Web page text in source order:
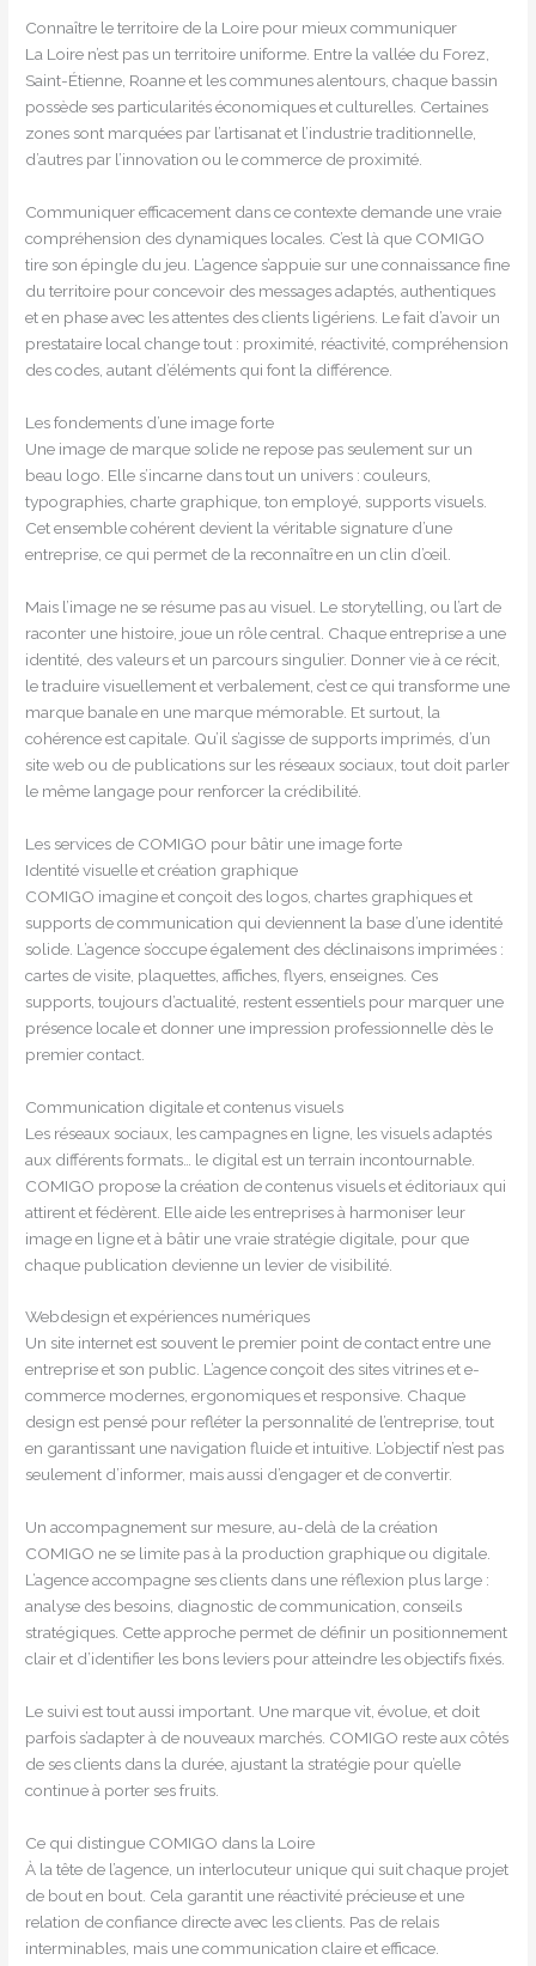
Connaître le territoire de la Loire pour mieux communiquer
La Loire n’est pas un territoire uniforme. Entre la vallée du Forez,
Saint-Étienne, Roanne et les communes alentours, chaque bassin
possède ses particularités économiques et culturelles. Certaines
zones sont marquées par l’artisanat et l’industrie traditionnelle,
d’autres par l’innovation ou le commerce de proximité.
Communiquer efficacement dans ce contexte demande une vraie
compréhension des dynamiques locales. C’est là que COMIGO
tire son épingle du jeu. L’agence s’appuie sur une connaissance fine
du territoire pour concevoir des messages adaptés, authentiques
et en phase avec les attentes des clients ligériens. Le fait d’avoir un
prestataire local change tout : proximité, réactivité, compréhension
des codes, autant d’éléments qui font la différence.
Les fondements d’une image forte
Une image de marque solide ne repose pas seulement sur un
beau logo. Elle s’incarne dans tout un univers : couleurs,
typographies, charte graphique, ton employé, supports visuels.
Cet ensemble cohérent devient la véritable signature d’une
entreprise, ce qui permet de la reconnaître en un clin d’œil.
Mais l’image ne se résume pas au visuel. Le storytelling, ou l’art de
raconter une histoire, joue un rôle central. Chaque entreprise a une
identité, des valeurs et un parcours singulier. Donner vie à ce récit,
le traduire visuellement et verbalement, c’est ce qui transforme une
marque banale en une marque mémorable. Et surtout, la
cohérence est capitale. Qu’il s’agisse de supports imprimés, d’un
site web ou de publications sur les réseaux sociaux, tout doit parler
le même langage pour renforcer la crédibilité.
Les services de COMIGO pour bâtir une image forte
Identité visuelle et création graphique
COMIGO imagine et conçoit des logos, chartes graphiques et
supports de communication qui deviennent la base d’une identité
solide. L’agence s’occupe également des déclinaisons imprimées :
cartes de visite, plaquettes, affiches, flyers, enseignes. Ces
supports, toujours d’actualité, restent essentiels pour marquer une
présence locale et donner une impression professionnelle dès le
premier contact.
Communication digitale et contenus visuels
Les réseaux sociaux, les campagnes en ligne, les visuels adaptés
aux différents formats… le digital est un terrain incontournable.
COMIGO propose la création de contenus visuels et éditoriaux qui
attirent et fédèrent. Elle aide les entreprises à harmoniser leur
image en ligne et à bâtir une vraie stratégie digitale, pour que
chaque publication devienne un levier de visibilité.
Webdesign et expériences numériques
Un site internet est souvent le premier point de contact entre une
entreprise et son public. L’agence conçoit des sites vitrines et e-
commerce modernes, ergonomiques et responsive. Chaque
design est pensé pour refléter la personnalité de l’entreprise, tout
en garantissant une navigation fluide et intuitive. L’objectif n’est pas
seulement d’informer, mais aussi d’engager et de convertir.
Un accompagnement sur mesure, au-delà de la création
COMIGO ne se limite pas à la production graphique ou digitale.
L’agence accompagne ses clients dans une réflexion plus large :
analyse des besoins, diagnostic de communication, conseils
stratégiques. Cette approche permet de définir un positionnement
clair et d’identifier les bons leviers pour atteindre les objectifs fixés.
Le suivi est tout aussi important. Une marque vit, évolue, et doit
parfois s’adapter à de nouveaux marchés. COMIGO reste aux côtés
de ses clients dans la durée, ajustant la stratégie pour qu’elle
continue à porter ses fruits.
Ce qui distingue COMIGO dans la Loire
À la tête de l’agence, un interlocuteur unique qui suit chaque projet
de bout en bout. Cela garantit une réactivité précieuse et une
relation de confiance directe avec les clients. Pas de relais
interminables, mais une communication claire et efficace.